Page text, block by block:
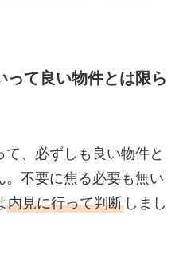
って良い物件とは限ら
、必ずしも良い物件と
。不要に焦る必要も無い
内見に行って判断しまし